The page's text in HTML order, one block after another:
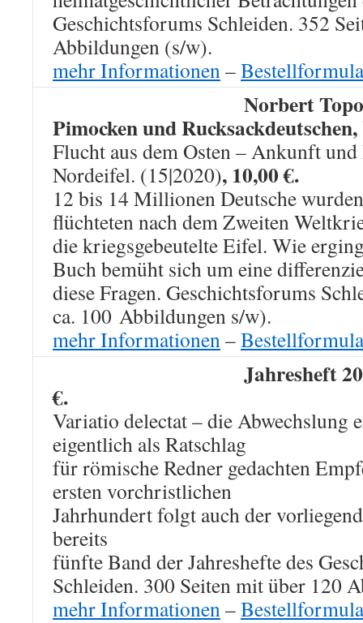
Geschichtsforums Schleiden. 352
Abbildungen (s/w).
mehr Informationen–
Norbert
Pimocken und Rucksackdeutschen,
Flucht aus dem Osten – Ankunft
Nordeifel. (15|2020), 10,00 €.
12 bis 14 Millionen Deutsche
flüchteten nach dem Zweiten
die kriegsgebeutelte Eifel. Wie
Buch bemüht sich um eine
diese Fragen. Geschichtsforums
ca. 100 Abbildungen s/w).
mehr Informationen–
Jahresheft
€.
Variatio delectat – die Abwechslung
eigentlich als Ratschlag
für römische Redner gedachten
ersten vorchristlichen
Jahrhundert folgt auch der
bereits
fünfte Band der Jahreshefte des
Schleiden. 300 Seiten mit über 120
mehr Informationen–